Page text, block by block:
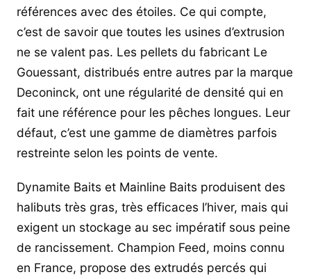
références avec des étoiles. Ce qui compte,
c’est de savoir que toutes les usines d’extrusion
ne se valent pas. Les pellets du fabricant Le
Gouessant, distribués entre autres par la marque
Deconinck, ont une régularité de densité qui en
fait une référence pour les pêches longues. Leur
défaut, c’est une gamme de diamètres parfois
restreinte selon les points de vente.
Dynamite Baits et Mainline Baits produisent des
halibuts très gras, très efficaces l’hiver, mais qui
exigent un stockage au sec impératif sous peine
de rancissement. Champion Feed, moins connu
en France, propose des extrudés percés qui